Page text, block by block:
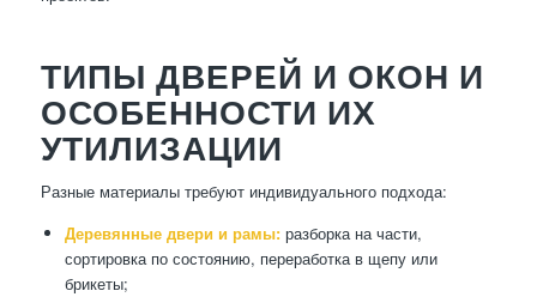
ТИПЫ ДВЕРЕЙ И ОКОН И
ОСОБЕННОСТИ ИХ
УТИЛИЗАЦИИ
Разные материалы требуют индивидуального подхода:
Деревянные двери и рамы:разборка на части,
сортировка по состоянию, переработка в щепу или
брикеты;